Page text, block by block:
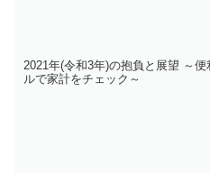
2021年(令和3年)の抱負と展望 ～便
ルで家計をチェック～